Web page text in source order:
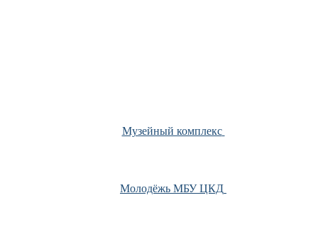
Музейный комплекс
Молодёжь МБУ ЦКД